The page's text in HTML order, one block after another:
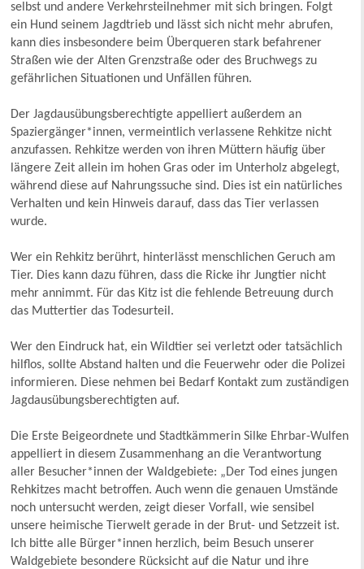
selbst und andere Verkehrsteilnehmer mit sich bringen. Folgt
ein Hund seinem Jagdtrieb und lässt sich nicht mehr abrufen,
kann dies insbesondere beim Überqueren stark befahrener
Straßen wie der Alten Grenzstraße oder des Bruchwegs zu
gefährlichen Situationen und Unfällen führen.
Der Jagdausübungsberechtigte appelliert außerdem an
Spaziergänger*innen, vermeintlich verlassene Rehkitze nicht
anzufassen. Rehkitze werden von ihren Müttern häufig über
längere Zeit allein im hohen Gras oder im Unterholz abgelegt,
während diese auf Nahrungssuche sind. Dies ist ein natürliches
Verhalten und kein Hinweis darauf, dass das Tier verlassen
wurde.
Wer ein Rehkitz berührt, hinterlässt menschlichen Geruch am
Tier. Dies kann dazu führen, dass die Ricke ihr Jungtier nicht
mehr annimmt. Für das Kitz ist die fehlende Betreuung durch
das Muttertier das Todesurteil.
Wer den Eindruck hat, ein Wildtier sei verletzt oder tatsächlich
hilflos, sollte Abstand halten und die Feuerwehr oder die Polizei
informieren. Diese nehmen bei Bedarf Kontakt zum zuständigen
Jagdausübungsberechtigten auf.
Die Erste Beigeordnete und Stadtkämmerin Silke Ehrbar-Wulfen
appelliert in diesem Zusammenhang an die Verantwortung
aller Besucher*innen der Waldgebiete: „Der Tod eines jungen
Rehkitzes macht betroffen. Auch wenn die genauen Umstände
noch untersucht werden, zeigt dieser Vorfall, wie sensibel
unsere heimische Tierwelt gerade in der Brut- und Setzzeit ist.
Ich bitte alle Bürger*innen herzlich, beim Besuch unserer
Waldgebiete besondere Rücksicht auf die Natur und ihre